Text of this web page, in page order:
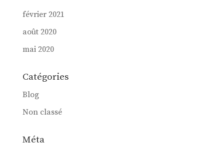
février 2021
août 2020
mai 2020
Catégories
Blog
Non classé
Méta